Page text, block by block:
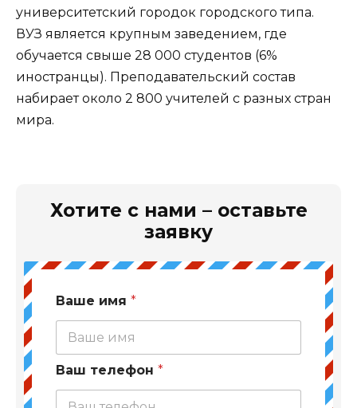
университетский городок городского типа.
ВУЗ является крупным заведением, где
обучается свыше 28 000 студентов (6%
иностранцы). Преподавательский состав
набирает около 2 800 учителей с разных стран
мира.
Хотите с нами – оставьте
заявку
Ваше имя *
Ваш телефон *